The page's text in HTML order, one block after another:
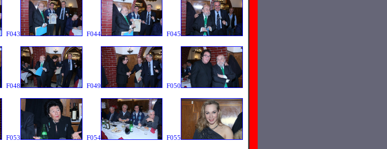
F043 F044 F045
F048 F049 F050
F053 F054 F055